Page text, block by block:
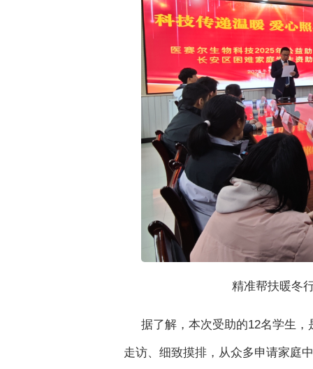
精准帮扶暖冬
据了解，本次受助的12名学生
走访、细致摸排，从众多申请家庭